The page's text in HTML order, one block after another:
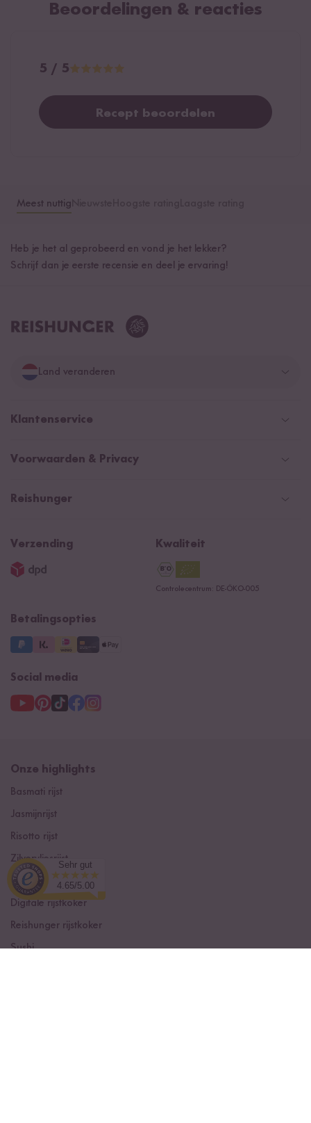
Beoordelingen & reacties
5 / 5
Recept beoordelen
Meest nuttig
Heb je het al geprobeerd en vond je het lekker?
Schrijf dan je eerste recensie en deel je ervaring!
Land veranderen
Duitsland
Nederland
Klantenservice
Help Center (FAQ)
Betaalmethoden
Reishunger lexicon
Contacteer ons
Voorwaarden & Privacy
Retourneren
Privacy
Impressum
Reishunger
Verzending
Kwaliteit
Controlecentrum: DE-ÖKO-005
Betalingsopties
Social media
Onze highlights
Basmati rijst
Jasmijnrijst
Risotto rijst
Zilvervliesrijst
Rode Rijst
Digitale rijstkoker
Reishunger rijstkoker
Sushi
Sehr gut
4.65/5.00